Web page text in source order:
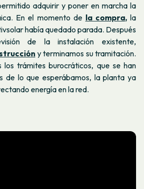
adquirir y poner en marcha la
En el momento de la compra,la
había quedado parada. Después
de la instalación existente,
y terminamos su tramitación.
los trámites burocráticos, que se han
de lo que esperábamos, la planta ya
energía en la red.